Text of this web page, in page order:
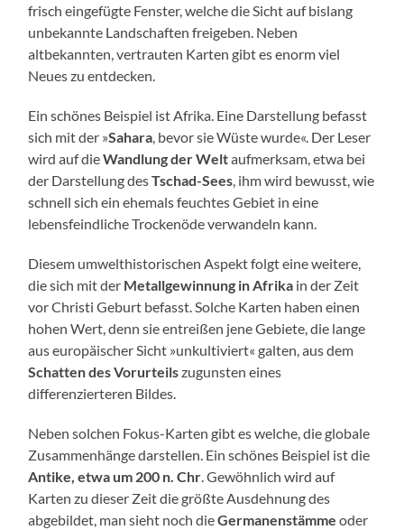
frisch eingefügte Fenster, welche die Sicht auf bislang
unbekannte Landschaften freigeben. Neben
altbekannten, vertrauten Karten gibt es enorm viel
Neues zu entdecken.
Ein schönes Beispiel ist Afrika. Eine Darstellung befasst
sich mit der »Sahara, bevor sie Wüste wurde«. Der Leser
wird auf dieWandlung der Weltaufmerksam, etwa bei
der Darstellung desTschad-Sees, ihm wird bewusst, wie
schnell sich ein ehemals feuchtes Gebiet in eine
lebensfeindliche Trockenöde verwandeln kann.
Diesem umwelthistorischen Aspekt folgt eine weitere,
die sich mit der Metallgewinnung in Afrika in der Zeit
vor Christi Geburt befasst. Solche Karten haben einen
hohen Wert, denn sie entreißen jene Gebiete, die lange
aus europäischer Sicht »unkultiviert« galten, aus dem
Schatten des Vorurteilszugunsten eines
differenzierteren Bildes.
Neben solchen Fokus-Karten gibt es welche, die globale
Zusammenhänge darstellen. Ein schönes Beispiel ist die
Antike, etwa um 200 n. Chr. Gewöhnlich wird auf
Karten zu dieser Zeit die größte Ausdehnung des
abgebildet, man sieht noch dieGermanenstämmeoder